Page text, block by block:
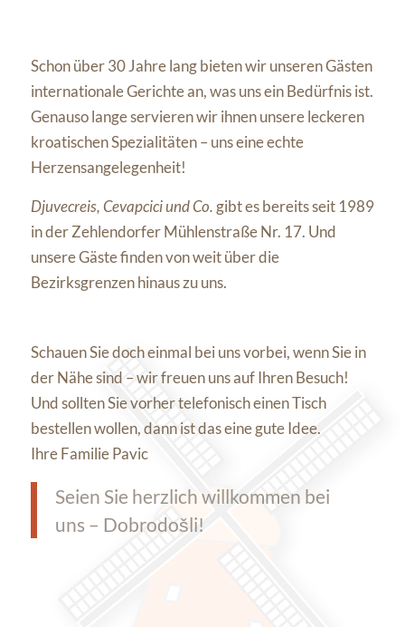
Schon über 30 Jahre lang bieten wir unseren Gästen
internationale Gerichte an, was uns ein Bedürfnis ist.
Genauso lange servieren wir ihnen unsere leckeren
kroatischen Spezialitäten – uns eine echte
Herzensangelegenheit!
Djuvecreis, Cevapcici und Co. gibt es bereits seit 1989
in der Zehlendorfer Mühlenstraße Nr. 17. Und
unsere Gäste finden von weit über die
Bezirksgrenzen hinaus zu uns.
Schauen Sie doch einmal bei uns vorbei, wenn Sie in
der Nähe sind – wir freuen uns auf Ihren Besuch!
Und sollten Sie vorher telefonisch einen Tisch
bestellen wollen, dann ist das eine gute Idee.
Ihre Familie Pavic
Seien Sie herzlich willkommen bei
uns – Dobrodošli!